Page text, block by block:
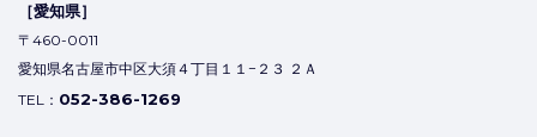
［愛知県］
〒460-0011
愛知県名古屋市中区大須４丁目１１−２３ ２Ａ
TEL： 052-386-1269